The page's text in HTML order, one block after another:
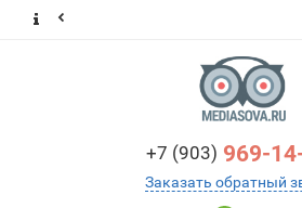
+7 (903) 969-
Заказать обратный